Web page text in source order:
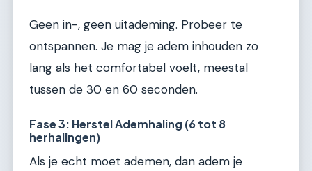
Geen in-, geen uitademing. Probeer te
ontspannen. Je mag je adem inhouden zo
lang als het comfortabel voelt, meestal
tussen de 30 en 60 seconden.
Fase 3: Herstel Ademhaling (6 tot 8
herhalingen)
Als je echt moet ademen, dan adem je